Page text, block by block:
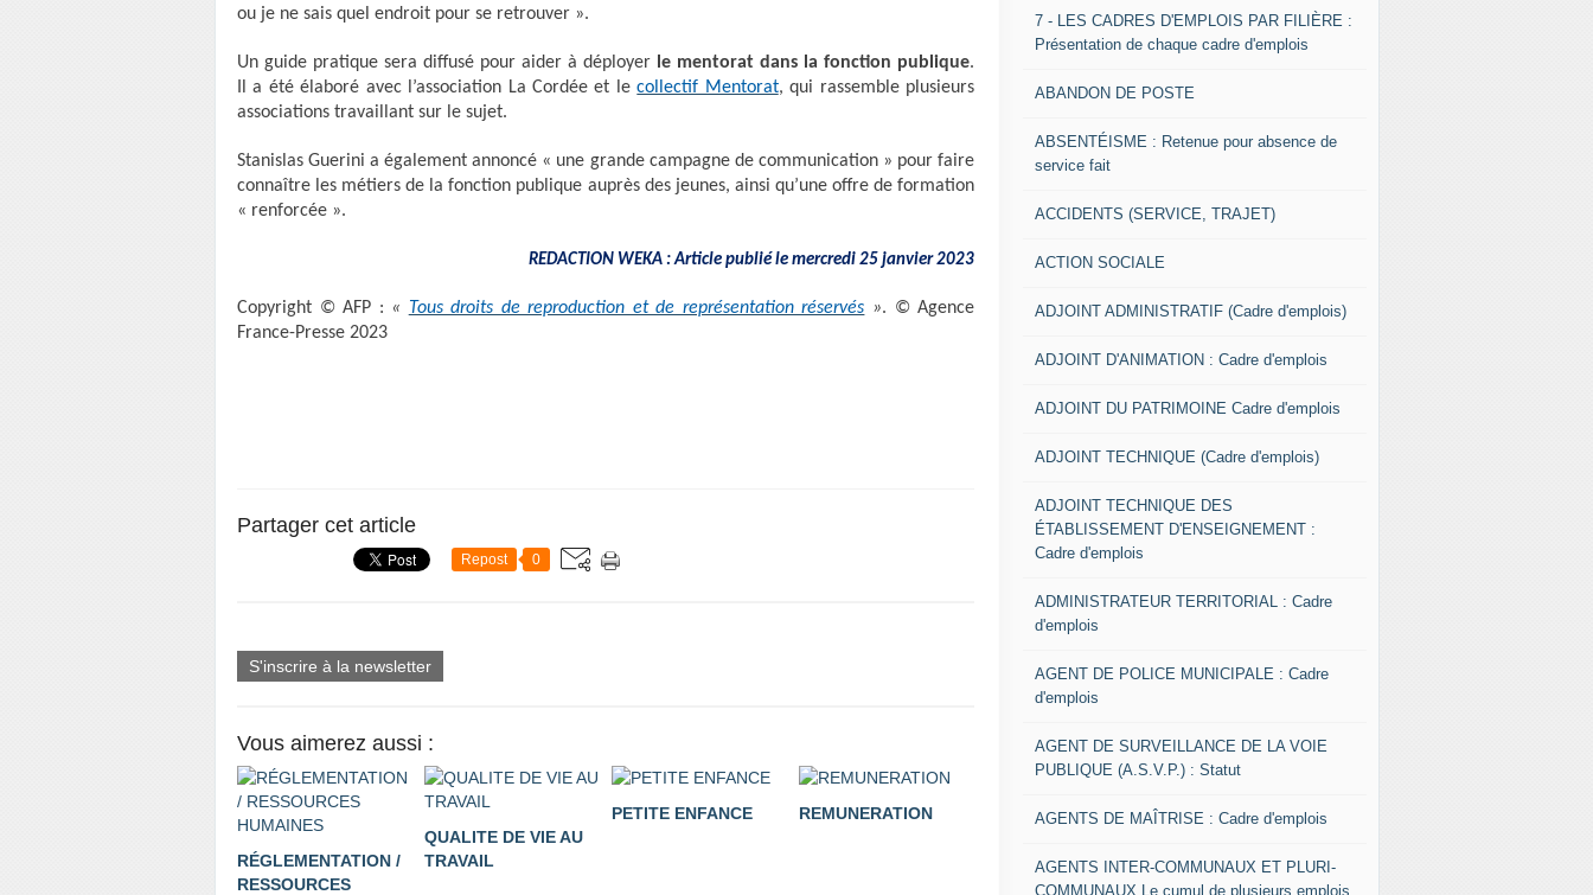
ou je ne sais quel endroit pour se retrouver ».
Un guide pratique sera diffusé pour aider à déployer le mentorat dans la fonction publique.
Il a été élaboré avec l’association La Cordée et lecollectif Mentorat, qui rassemble plusieurs
associations travaillant sur le sujet.
Stanislas Guerini a également annoncé « une grande campagne de communication » pour faire
connaître les métiers de la fonction publique auprès des jeunes, ainsi qu’une offre de formation
« renforcée ».
REDACTION WEKA : Article publié le mercredi 25 janvier 2023
Copyright © AFP : « Tous droits de reproduction et de représentation réservés ». © Agence
France-Presse 2023
Partager cet article
Repost 0
S'inscrire à la newsletter
Vous aimerez aussi :
RÉGLEMENTATION /
RESSOURCES
QUALITE DE VIE AU
TRAVAIL
PETITE ENFANCE REMUNERATION
7 - LES CADRES D'EMPLOIS PAR FILIÈRE :
Présentation de chaque cadre d'emplois
ABANDON DE POSTE
ABSENTÉISME : Retenue pour absence de
service fait
ACCIDENTS (SERVICE, TRAJET)
ACTION SOCIALE
ADJOINT ADMINISTRATIF (Cadre d'emplois)
ADJOINT D'ANIMATION : Cadre d'emplois
ADJOINT DU PATRIMOINE Cadre d'emplois
ADJOINT TECHNIQUE (Cadre d'emplois)
ADJOINT TECHNIQUE DES
ÉTABLISSEMENT D'ENSEIGNEMENT :
Cadre d'emplois
ADMINISTRATEUR TERRITORIAL : Cadre
d'emplois
AGENT DE POLICE MUNICIPALE : Cadre
d'emplois
AGENT DE SURVEILLANCE DE LA VOIE
PUBLIQUE (A.S.V.P.) : Statut
AGENTS DE MAÎTRISE : Cadre d'emplois
AGENTS INTER-COMMUNAUX ET PLURI-
COMMUNAUX Le cumul de plusieurs emplois